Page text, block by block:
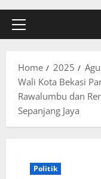
Home 2025
Wali Kota Bekasi
Rawalumbu dan
Sepanjang Jaya
Politik